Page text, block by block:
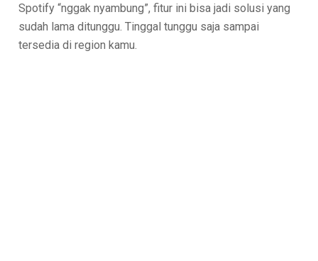
Spotify “nggak nyambung”, fitur ini bisa jadi solusi yang
sudah lama ditunggu. Tinggal tunggu saja sampai
tersedia di region kamu.